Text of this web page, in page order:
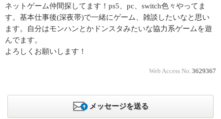
ネットゲーム仲間探してます！ps5、pc、switch色々やってま
す。基本仕事後(深夜帯)で一緒にゲーム、雑談したいなと思い
ます。自分はモンハンとかドンスタみたいな協力系ゲームを遊
んでます。
よろしくお願いします！
Web Access No. 3629367
メッセージを送る